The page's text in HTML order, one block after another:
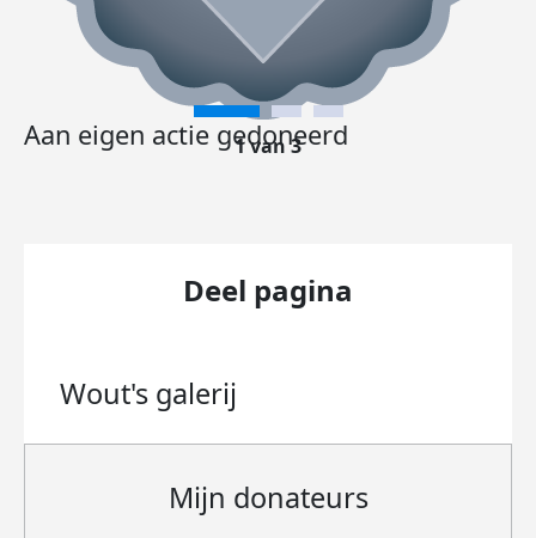
Aan eigen actie gedoneerd
1 van 3
Deel pagina
Wout's galerij
Mijn donateurs